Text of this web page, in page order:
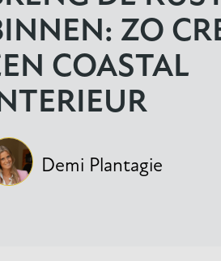
ZO
COASTAL
Demi Plantagie